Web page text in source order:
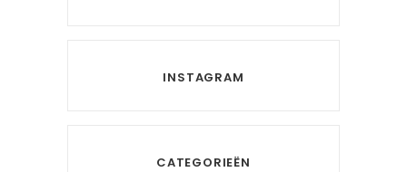
INSTAGRAM
CATEGORIEËN